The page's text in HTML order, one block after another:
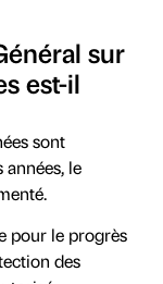
sur
est-il
sont
le
pour le progrès
des